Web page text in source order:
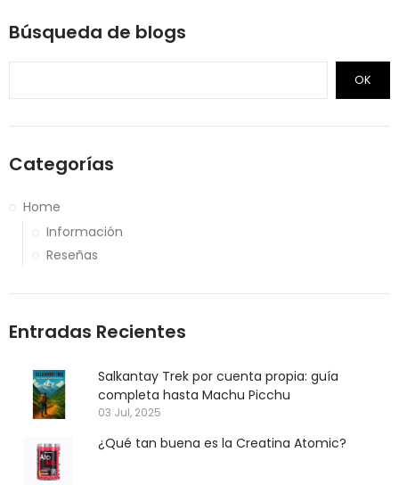
Búsqueda de blogs
OK
Categorías
Home
Información
Reseñas
Entradas Recientes
Salkantay Trek por cuenta propia: guía
completa hasta Machu Picchu
03 Jul, 2025
¿Qué tan buena es la Creatina Atomic?